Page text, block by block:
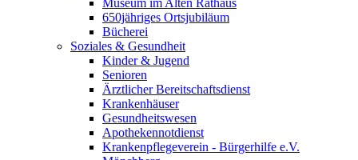
Museum im Alten Rathaus
650jähriges Ortsjubiläum
Bücherei
Soziales & Gesundheit
Kinder & Jugend
Senioren
Ärztlicher Bereitschaftsdienst
Krankenhäuser
Gesundheitswesen
Apothekennotdienst
Krankenpflegeverein - Bürgerhilfe e.V.